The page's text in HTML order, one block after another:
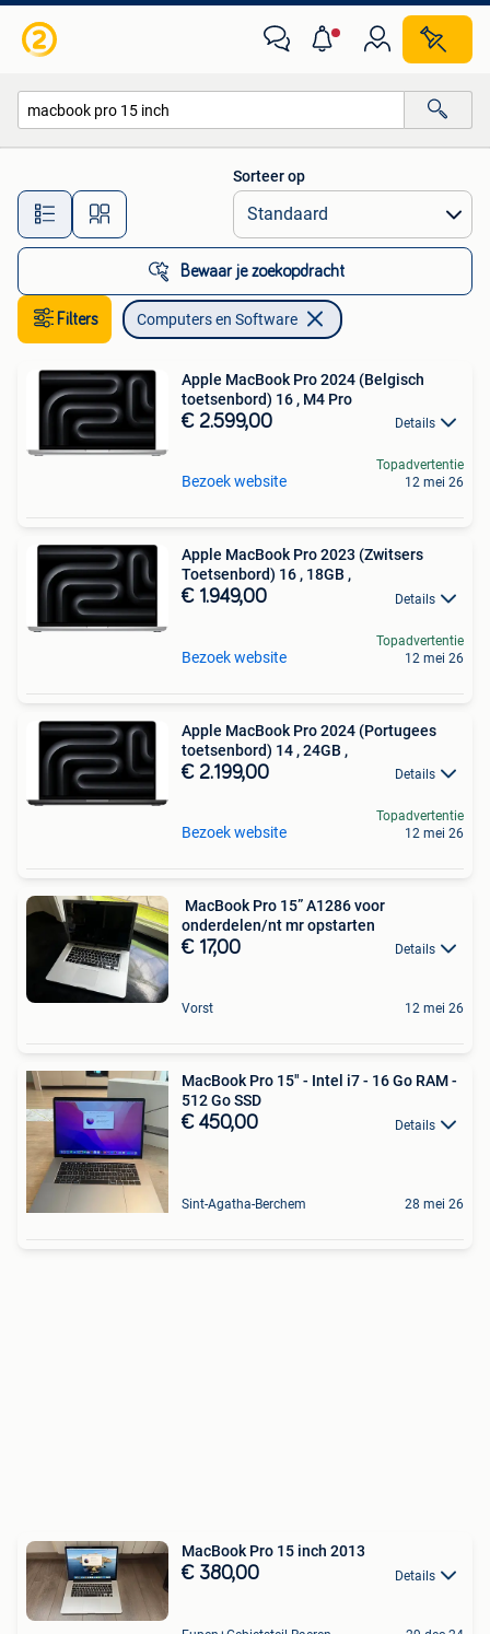
Alle afstanden…
Sorteer op
Bewaar je zoekopdracht
Filters Computers en Software
Apple MacBook Pro 2024 (Belgisch
toetsenbord) 16 , M4 Pro
€ 2.599,00 Details
Bezoek website
Topadvertentie
12 mei 26
Apple MacBook Pro 2023 (Zwitsers
Toetsenbord) 16 , 18GB ,
€ 1.949,00 Details
Bezoek website
Topadvertentie
12 mei 26
Apple MacBook Pro 2024 (Portugees
toetsenbord) 14 , 24GB ,
€ 2.199,00 Details
Bezoek website
Topadvertentie
12 mei 26
️ MacBook Pro 15” A1286 voor
onderdelen/nt mr opstarten
€ 17,00 Details
Vorst 12 mei 26
MacBook Pro 15" - Intel i7 - 16 Go RAM -
512 Go SSD
€ 450,00 Details
Sint-Agatha-Berchem 28 mei 26
MacBook Pro 15 inch 2013
€ 380,00 Details